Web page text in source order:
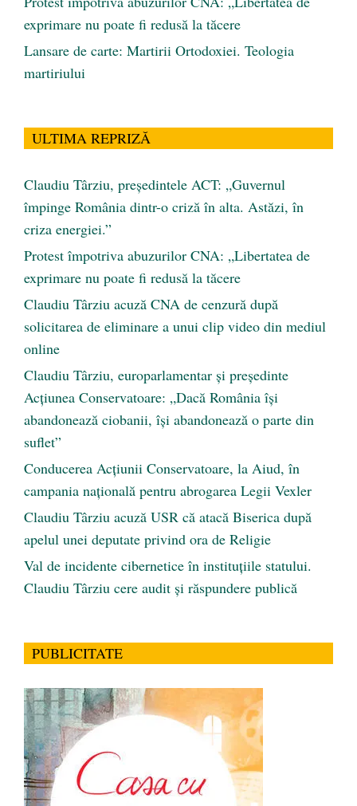
exprimare nu poate fi redusă la tăcere
Lansare de carte: Martirii Ortodoxiei. Teologia
martiriului
ULTIMA REPRIZĂ
Claudiu Târziu, președintele ACT: „Guvernul
împinge România dintr-o criză în alta. Astăzi, în
criza energiei.”
Protest împotriva abuzurilor CNA: „Libertatea de
exprimare nu poate fi redusă la tăcere
Claudiu Târziu acuză CNA de cenzură după
solicitarea de eliminare a unui clip video din mediul
online
Claudiu Târziu, europarlamentar și președinte
Acțiunea Conservatoare: „Dacă România își
abandonează ciobanii, își abandonează o parte din
suflet”
Conducerea Acțiunii Conservatoare, la Aiud, în
campania națională pentru abrogarea Legii Vexler
Claudiu Târziu acuză USR că atacă Biserica după
apelul unei deputate privind ora de Religie
Val de incidente cibernetice în instituțiile statului.
Claudiu Târziu cere audit și răspundere publică
PUBLICITATE